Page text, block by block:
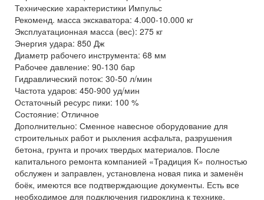
Технические характеристики Импульс
Рекоменд. масса экскаватора: 4.000-10.000 кг
Эксплуатационная масса (вес): 275 кг
Энергия удара: 850 Дж
Диаметр рабочего инструмента: 68 мм
Рабочее давление: 90-130 бар
Гидравлический поток: 30-50 л/мин
Частота ударов: 450-900 уд/мин
Остаточный ресурс пики: 100 %
Состояние: Отличное
Дополнительно: Сменное навесное оборудование для
строительных работ и рыхления асфальта, разрушения
бетона, грунта и прочих твердых материалов. После
капитального ремонта компанией «Традиция К» полностью
обслужен и заправлен, установлена новая пика и заменён
боёк, имеются все подтверждающие документы. Есть все
необходимое для подключения гидроклина к технике.